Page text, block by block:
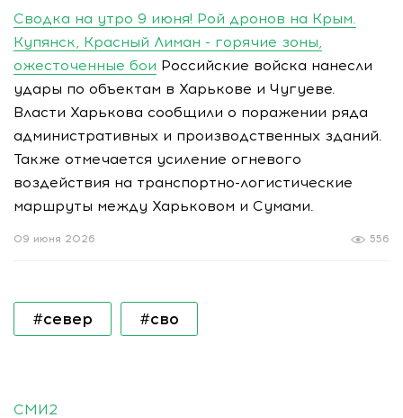
Сводка на утро 9 июня! Рой дронов на Крым.
Купянск, Красный Лиман - горячие зоны,
ожесточенные бои Российские войска нанесли
удары по объектам в Харькове и Чугуеве.
Власти Харькова сообщили о поражении ряда
административных и производственных зданий.
Также отмечается усиление огневого
воздействия на транспортно-логистические
маршруты между Харьковом и Сумами.
556
09 июня 2026
#север #сво
СМИ2